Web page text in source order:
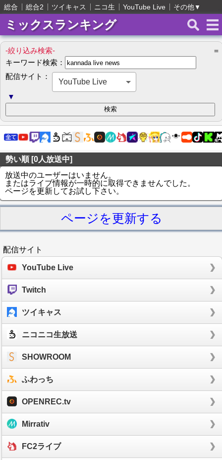
総合 総合2 ツイキャス ニコ生 YouTube Live その他▼
ミックスランキング
-絞り込み検索-
＝
キーワード検索：
配信サイト：
YouTube Live
▼
勢い順 [0人放送中]
放送中のユーザーはいません。
またはライブ情報が一時的に取得できませんでした。
ページを更新してお試し下さい。
ページを更新する
配信サイト
YouTube Live
Twitch
ツイキャス
ニコニコ生放送
SHOWROOM
ふわっち
OPENREC.tv
Mirrativ
FC2ライブ